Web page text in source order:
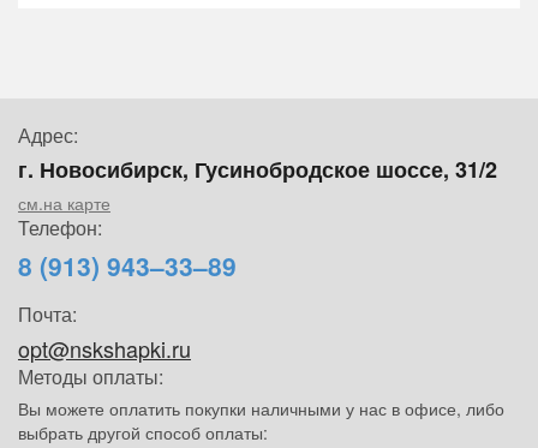
Адрес:
г. Новосибирск, Гусинобродское шоссе, 31/2
см.на карте
Телефон:
8 (913) 943–33–89
Почта:
opt@nskshapki.ru
Методы оплаты:
Вы можете оплатить покупки наличными у нас в офисе, либо
выбрать другой способ оплаты: